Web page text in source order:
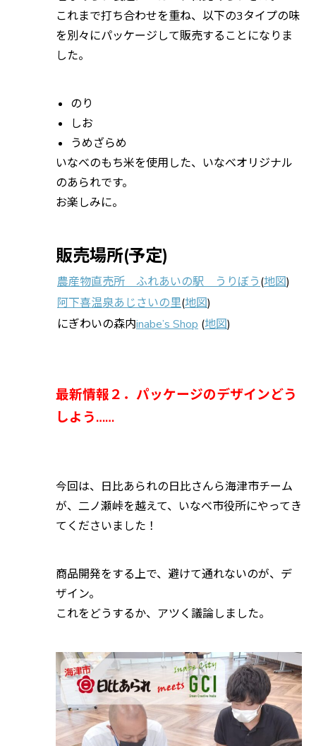
これまで打ち合わせを重ね、以下の3タイプの味
を別々にパッケージして販売することになりま
した。
のり
しお
うめざらめ
いなべのもち米を使用した、いなべオリジナル
のあられです。
お楽しみに。
販売場所(予定)
農産物直売所 ふれあいの駅 うりぼう(地図)
阿下喜温泉あじさいの里(地図)
にぎわいの森内inabe’s Shop (地図)
最新情報２．パッケージのデザインどう
しよう……
今回は、日比あられの日比さんら海津市チーム
が、二ノ瀬峠を越えて、いなべ市役所にやってき
てくださいました！
商品開発をする上で、避けて通れないのが、デ
ザイン。
これをどうするか、アツく議論しました。